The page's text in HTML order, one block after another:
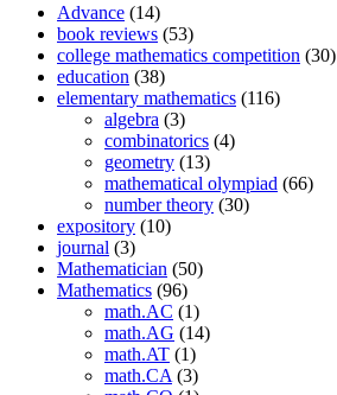
Advance (14)
book reviews (53)
college mathematics competition (30)
education (38)
elementary mathematics (116)
algebra (3)
combinatorics (4)
geometry (13)
mathematical olympiad (66)
number theory (30)
expository (10)
journal (3)
Mathematician (50)
Mathematics (96)
math.AC (1)
math.AG (14)
math.AT (1)
math.CA (3)